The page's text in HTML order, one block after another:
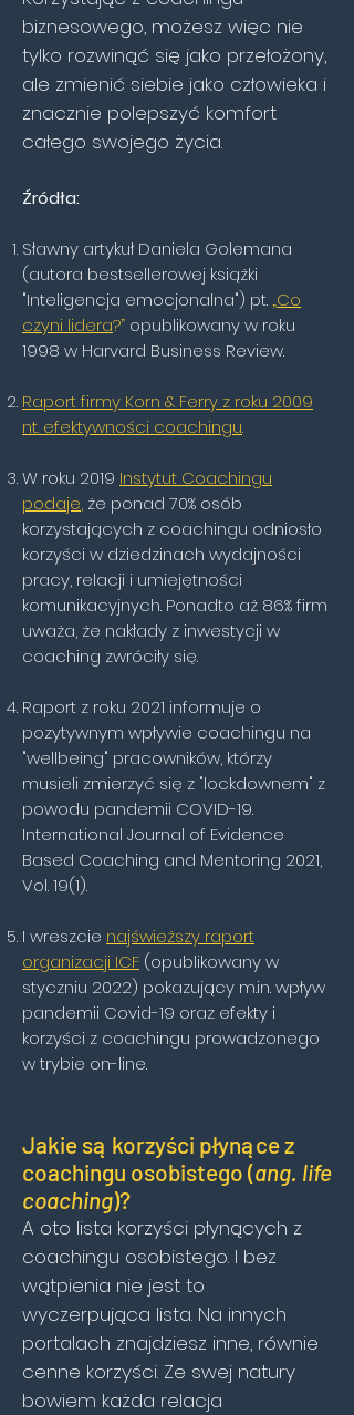
biznesowego, możesz więc nie
tylko rozwinąć się jako przełożony,
ale zmienić siebie jako człowieka i
znacznie polepszyć komfort
całego swojego życia.
Źródła:
Sławny artykuł Daniela Golemana
(autora bestsellerowej książki
"Inteligencja emocjonalna") pt.„Co
czyni lidera?” opublikowany w roku
1998 w Harvard Business Review.
Raport firmy Korn & Ferry z roku 2009
nt. efektywności coachingu.
W roku 2019 Instytut Coachingu
podaje, że ponad 70% osób
korzystających z coachingu odniosło
korzyści w dziedzinach wydajności
pracy, relacji i umiejętności
komunikacyjnych. Ponadto aż 86% firm
uważa, że nakłady z inwestycji w
coaching zwróciły się.
Raport z roku 2021 informuje o
pozytywnym wpływie coachingu na
"wellbeing" pracowników, którzy
musieli zmierzyć się z "lockdownem" z
powodu pandemii COVID-19.
International Journal of Evidence
Based Coaching and Mentoring 2021,
Vol. 19(1).
I wreszcie najświeższy raport
organizacji ICF (opublikowany w
styczniu 2022) pokazujący m.in. wpływ
pandemii Covid-19 oraz efekty i
korzyści z coachingu prowadzonego
w trybie on-line.
Jakie są korzyści płynące z
coachingu osobistego (ang. life
coaching)?
A oto lista korzyści płynących z
coachingu osobistego. I bez
wątpienia nie jest to
wyczerpująca lista. Na innych
portalach znajdziesz inne, równie
cenne korzyści. Ze swej natury
bowiem każda relacja